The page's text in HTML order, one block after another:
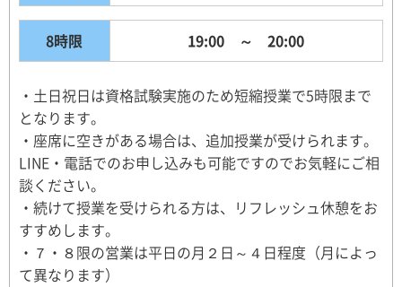
8時限 19:00 ～ 20:00
・土日祝日は資格試験実施のため短縮授業で5時限まで
となります。
・座席に空きがある場合は、追加授業が受けられます。
LINE・電話でのお申し込みも可能ですのでお気軽にご相
談ください。
・続けて授業を受けられる方は、リフレッシュ休憩をお
すすめします。
・７・８限の営業は平日の月２日～４日程度（月によっ
て異なります）